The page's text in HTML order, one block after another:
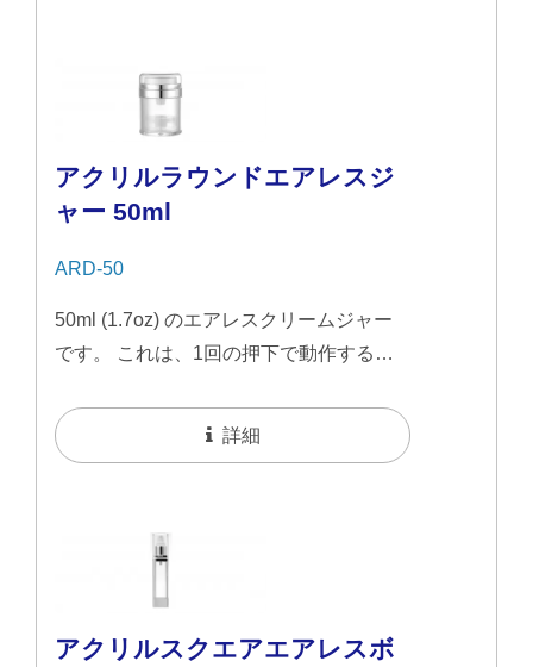
アクリルラウンドエアレスジ
ャー 50ml
ARD-50
50ml (1.7oz) のエアレスクリームジャー
です。 これは、1回の押下で動作するエ
のシステムは、内容物の少量をジャーの
表面に分配し、簡単に塗布できるように
や劣化を防ぎます。
詳細
アクリルスクエアエアレスボ